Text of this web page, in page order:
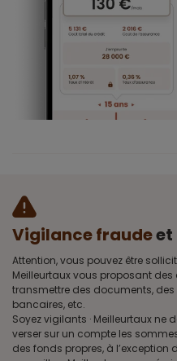
Vigilance fraudeet
Attention, vous pouvez être
Meilleurtaux vous proposant
transmettre des documents,
bancaires, etc.
Soyez vigilants · Meilleurtaux
verser sur un compte les
des fonds propres, à l’exception